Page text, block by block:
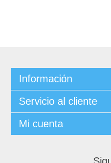
Información
Servicio al cliente
Mi cuenta